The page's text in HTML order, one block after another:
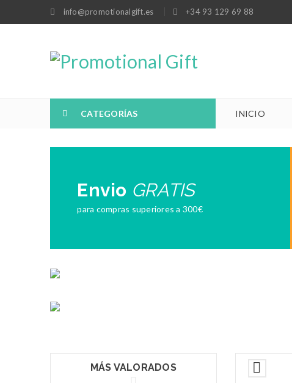
info@promotionalgift.es +34 93 129 69 88
CATEGORÍAS INICIO
Envio GRATIS
para compras superiores a 300€
MÁS VALORADOS